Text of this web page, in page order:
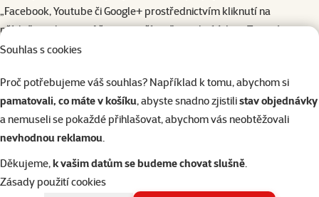
Souhlas s cookies
Proč potřebujeme váš souhlas? Například k tomu, abychom si
pamatovali, co máte v košíku, abyste snadno zjistilistav objednávky
a nemuseli se pokaždé přihlašovat, abychom vás neobtěžovali
nevhodnou reklamou.
Děkujeme,k vašim datům se budeme chovat slušně.
Zásady použití cookies
„Facebook, Youtube či Google+ prostřednictvím kliknutí na
příslušnou ikonu, můžeme použít vaše osobní údaje. Tyto nástroje
jsme integrovali na naše webové stránky za účelem pořádání
získat určité údaje ze sociální sítě, které následně využíváme pro
marketingové účely. Využívání těchto cookies nekontrolujeme a
proto jako uživatelé byste měli bližší informace ke cookies těchto
stran měli hledat na příslušné webové stránce třetí strany.
Vložená cookies třetích stran (dlouhodobé, třetí strany)